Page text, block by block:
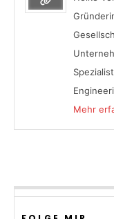
Mehr